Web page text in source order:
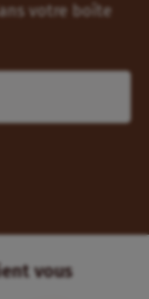
votre boîte
vous